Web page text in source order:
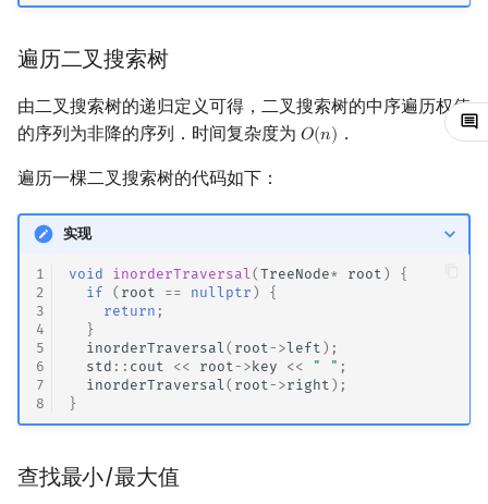
序列自动机
最小表示法
Lyndon 分解
Main–Lorentz 算法
阶 & 原根
高次剩余 & 单位根
莫比乌斯反演
Powerful Number 筛
博弈论
数值算法
序理论
杨氏矩阵
拟阵
Berlekamp–Massey 算法
哈密顿图
二分图
平面图
弦图
图的着色
网络流
图的匹配
Prüfer 序列
LGV 引理
珂朵莉树/颜色段均摊
空间优化简介
遍历二叉搜索树
由二叉搜索树的递归定义可得，二叉搜索树的中序遍历权值
的序列为非降的序列．时间复杂度为 𝑂(𝑛)
O(n) ．
遍历一棵二叉搜索树的代码如下：
实现
1
2
3
4
5
6
7
8
void inorderTraversal(TreeNode* root )
{
if
( root == nullptr )
{
return ;
}
inorderTraversal( root->left );
std :: cout << root->key << " " ;
inorderTraversal( root->right );
}
查找最小/最大值